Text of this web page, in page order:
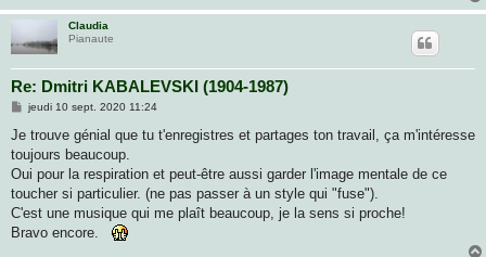
Claudia
Pianaute
Re: Dmitri KABALEVSKI (1904-1987)
M
s
a
g
jeudi 10 sept. 2020 11:24
Je trouve génial que tu t'enregistres et partages ton travail, ça m'intéresse
toujours beaucoup.
Oui pour la respiration et peut-être aussi garder l'image mentale de ce
toucher si particulier. (ne pas passer à un style qui "fuse").
C'est une musique qui me plaît beaucoup, je la sens si proche!
Bravo encore.